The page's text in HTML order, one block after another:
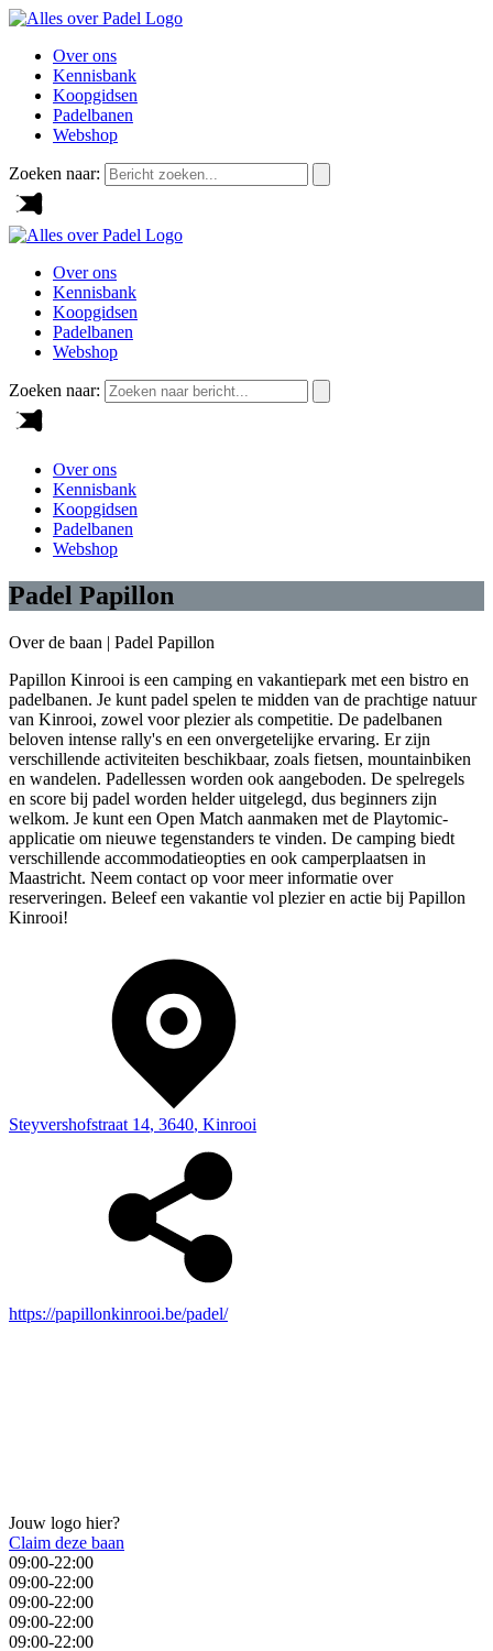
Over ons
Kennisbank
Koopgidsen
Padelbanen
Webshop
Zoeken naar:
Over ons
Kennisbank
Koopgidsen
Padelbanen
Webshop
Zoeken naar:
Over ons
Kennisbank
Koopgidsen
Padelbanen
Webshop
Padel Papillon
Over de baan | Padel Papillon
Papillon Kinrooi is een camping en vakantiepark met een bistro en
padelbanen. Je kunt padel spelen te midden van de prachtige natuur
van Kinrooi, zowel voor plezier als competitie. De padelbanen
beloven intense rally's en een onvergetelijke ervaring. Er zijn
verschillende activiteiten beschikbaar, zoals fietsen, mountainbiken
en wandelen. Padellessen worden ook aangeboden. De spelregels
en score bij padel worden helder uitgelegd, dus beginners zijn
welkom. Je kunt een Open Match aanmaken met de Playtomic-
applicatie om nieuwe tegenstanders te vinden. De camping biedt
verschillende accommodatieopties en ook camperplaatsen in
Maastricht. Neem contact op voor meer informatie over
reserveringen. Beleef een vakantie vol plezier en actie bij Papillon
Kinrooi!
Steyvershofstraat 14, 3640, Kinrooi
https://papillonkinrooi.be/padel/
Jouw logo hier?
Claim deze baan
09:00-22:00
09:00-22:00
09:00-22:00
09:00-22:00
09:00-22:00